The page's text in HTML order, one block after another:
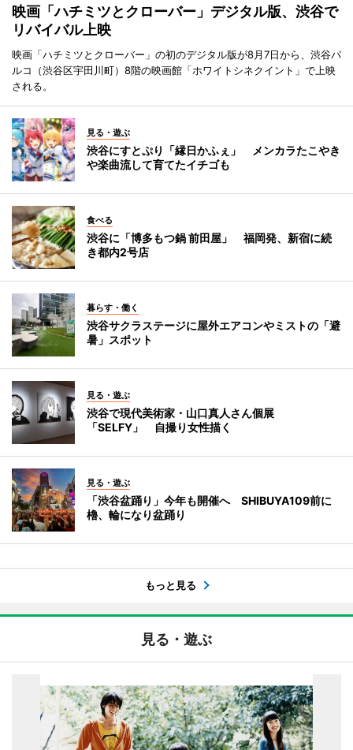
映画「ハチミツとクローバー」デジタル版、渋谷で
リバイバル上映
映画「ハチミツとクローバー」の初のデジタル版が8月7日から、渋谷パ
ルコ（渋谷区宇田川町）8階の映画館「ホワイトシネクイント」で上映
される。
見る・遊ぶ
渋谷にすとぷり「縁日かふぇ」 メンカラたこやき
や楽曲流して育てたイチゴも
食べる
渋谷に「博多もつ鍋 前田屋」 福岡発、新宿に続
き都内2号店
暮らす・働く
渋谷サクラステージに屋外エアコンやミストの「避
暑」スポット
見る・遊ぶ
渋谷で現代美術家・山口真人さん個展
「SELFY」 自撮り女性描く
見る・遊ぶ
「渋谷盆踊り」今年も開催へ SHIBUYA109前に
櫓、輪になり盆踊り
もっと見る
見る・遊ぶ